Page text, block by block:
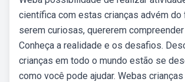
científica com estas crianças advém do
serem curiosas, quererem compreender
Conheça a realidade e os desafios.
crianças em todo o mundo estão se
como você pode ajudar. Webas